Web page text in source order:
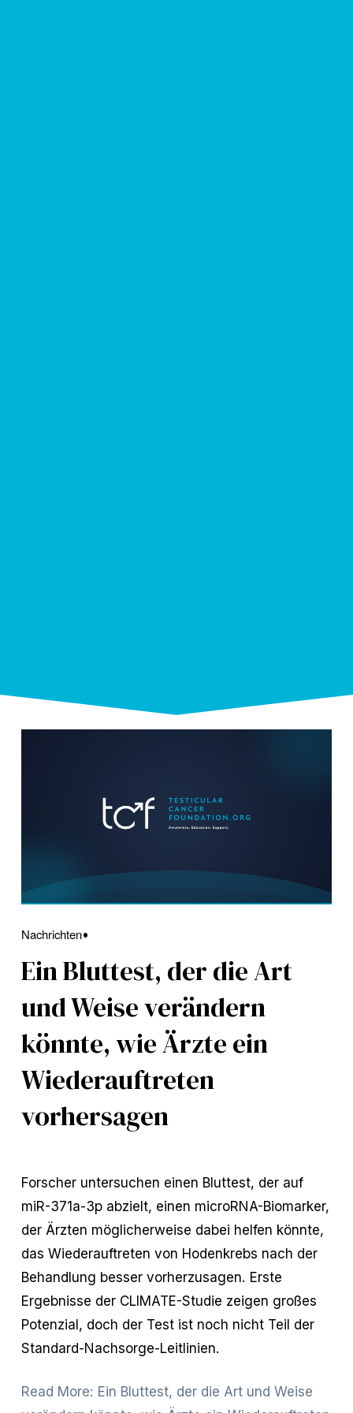
Nachrichten
Ein Bluttest, der die Art
und Weise verändern
könnte, wie Ärzte ein
Wiederauftreten
vorhersagen
Forscher untersuchen einen Bluttest, der auf
miR-371a-3p abzielt, einen microRNA-Biomarker,
der Ärzten möglicherweise dabei helfen könnte,
das Wiederauftreten von Hodenkrebs nach der
Behandlung besser vorherzusagen. Erste
Ergebnisse der CLIMATE-Studie zeigen großes
Potenzial, doch der Test ist noch nicht Teil der
Standard-Nachsorge-Leitlinien.
Read More: Ein Bluttest, der die Art und Weise